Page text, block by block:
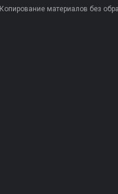
Копирование материалов без